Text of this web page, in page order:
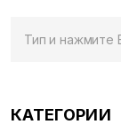
КАТЕГОРИИ